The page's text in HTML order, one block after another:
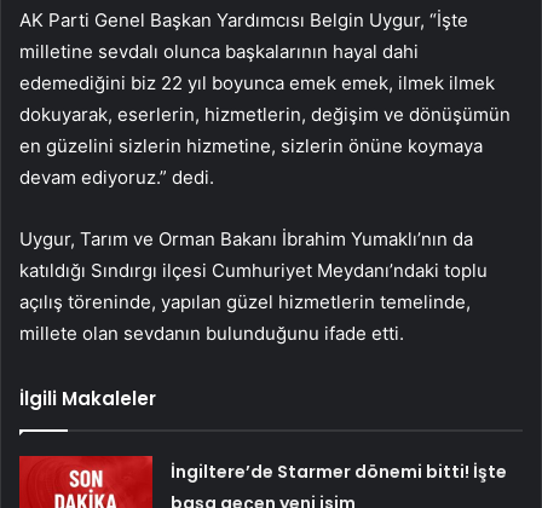
AK Parti Genel Başkan Yardımcısı Belgin Uygur, “İşte
milletine sevdalı olunca başkalarının hayal dahi
edemediğini biz 22 yıl boyunca emek emek, ilmek ilmek
dokuyarak, eserlerin, hizmetlerin, değişim ve dönüşümün
en güzelini sizlerin hizmetine, sizlerin önüne koymaya
devam ediyoruz.” dedi.
Uygur, Tarım ve Orman Bakanı İbrahim Yumaklı’nın da
katıldığı Sındırgı ilçesi Cumhuriyet Meydanı’ndaki toplu
açılış töreninde, yapılan güzel hizmetlerin temelinde,
millete olan sevdanın bulunduğunu ifade etti.
İlgili Makaleler
İngiltere’de Starmer dönemi bitti! İşte